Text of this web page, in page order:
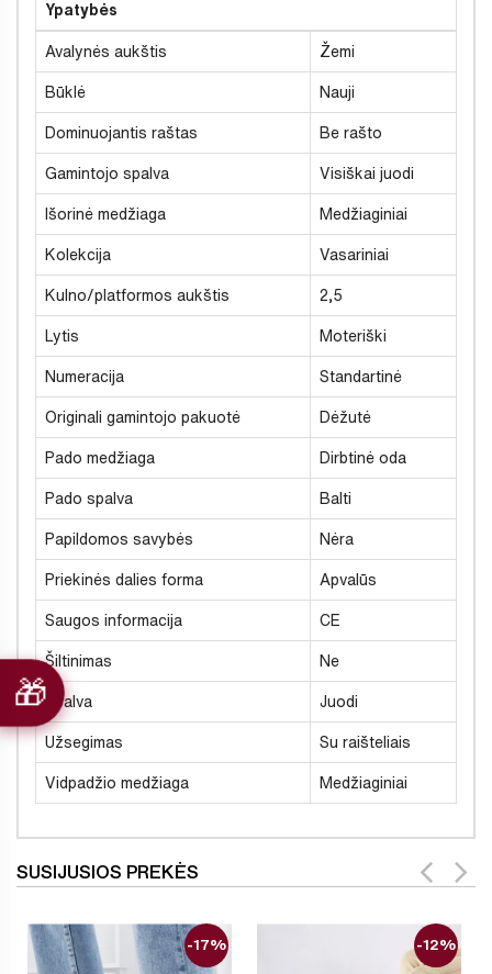
Ypatybės
Avalynės aukštis Žemi
Būklė Nauji
Dominuojantis raštas Be rašto
Gamintojo spalva Visiškai juodi
Išorinė medžiaga Medžiaginiai
Kolekcija Vasariniai
Kulno/platformos aukštis 2,5
Lytis Moteriški
Numeracija Standartinė
Originali gamintojo pakuotė Dėžutė
Pado medžiaga Dirbtinė oda
Pado spalva Balti
Papildomos savybės Nėra
Priekinės dalies forma Apvalūs
Saugos informacija CE
Šiltinimas Ne
Spalva Juodi
Užsegimas Su raišteliais
Vidpadžio medžiaga Medžiaginiai
SUSIJUSIOS PREKĖS
-17% -12%